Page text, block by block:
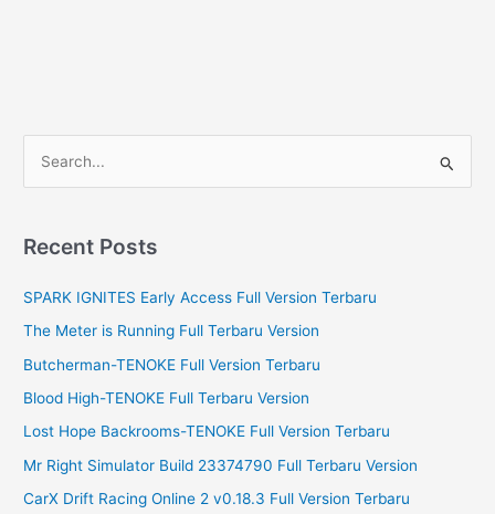
r
h
f
o
Recent Posts
SPARK IGNITES Early Access Full Version Terbaru
The Meter is Running Full Terbaru Version
Butcherman-TENOKE Full Version Terbaru
Blood High-TENOKE Full Terbaru Version
Lost Hope Backrooms-TENOKE Full Version Terbaru
Mr Right Simulator Build 23374790 Full Terbaru Version
CarX Drift Racing Online 2 v0.18.3 Full Version Terbaru